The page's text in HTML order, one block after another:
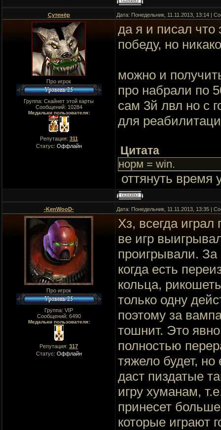
Сутенёр Дата: Понедельник, 11.11.2013, 13:14 |
Про игрок
Группа: Скайнет этой карты
Сообщений: 10284
Медальки пользователя:
Репутация: 311
Статус: Оффлайн
да я и писал что
победу, но
можно и
про набрали по
сам 3й лвл но с
для
Цитата
норм = win.
оттянуть время
-KenWooD- Дата: Понедельник, 11.11.2013, 13:35 |
Про игрок
Группа: VIP
Сообщений: 6490
Медальки пользователя:
Репутация: 317
Статус: Оффлайн
Хз, всегда
ве игр
проигрывали. За
когда есть
кольца,
только одну
поэтому за
тошнит. Это
полностью
тяжело будет, но
даст пиздатые
игру хуманам,
принесет
которые играют